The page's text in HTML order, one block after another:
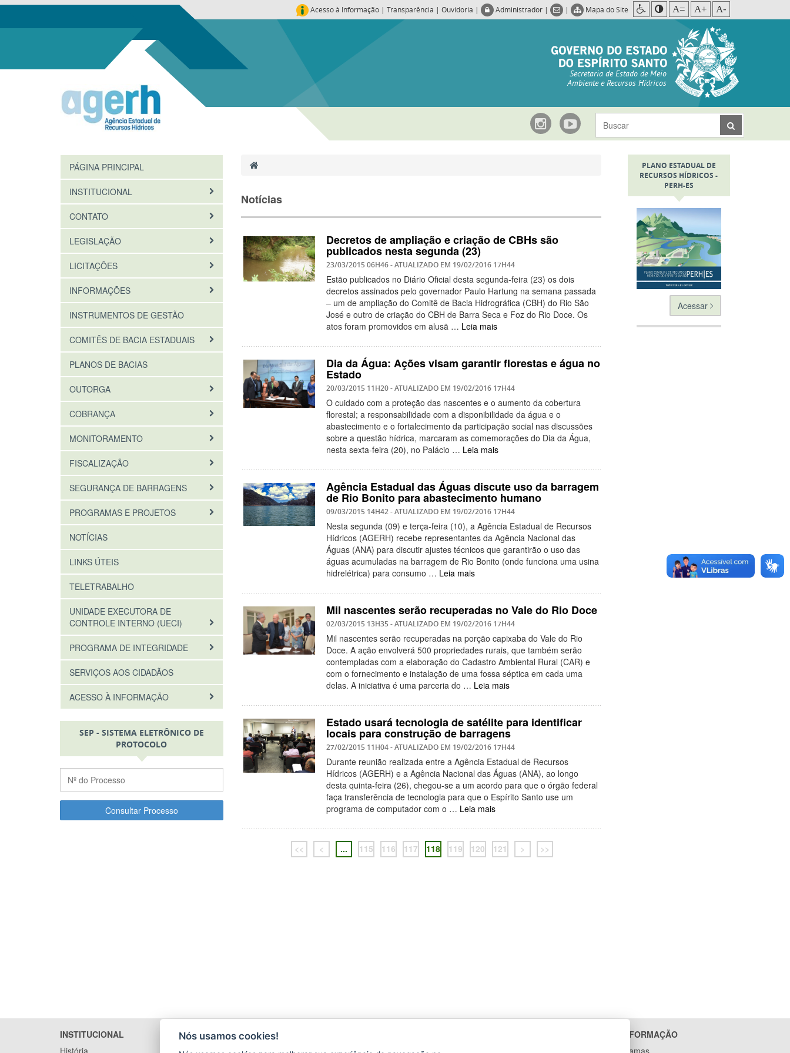
Acesso à Informação | Transparência | Ouvidoria | Administrador | | Mapa do Site A= A+ A-
Secretaria de Estado de Meio
Ambiente e Recursos Hídricos
PÁGINA PRINCIPAL
INSTITUCIONAL
CONTATO
LEGISLAÇÃO
LICITAÇÕES
INFORMAÇÕES
INSTRUMENTOS DE GESTÃO
COMITÊS DE BACIA ESTADUAIS
PLANOS DE BACIAS
OUTORGA
COBRANÇA
MONITORAMENTO
FISCALIZAÇÃO
SEGURANÇA DE BARRAGENS
PROGRAMAS E PROJETOS
NOTÍCIAS
LINKS ÚTEIS
TELETRABALHO
UNIDADE EXECUTORA DE
CONTROLE INTERNO (UECI)
PROGRAMA DE INTEGRIDADE
SERVIÇOS AOS CIDADÃOS
ACESSO À INFORMAÇÃO
SEP - SISTEMA ELETRÔNICO DE
PROTOCOLO
Consultar Processo
Notícias
Decretos de ampliação e criação de CBHs são
publicados nesta segunda (23)
23/03/2015 06H46- ATUALIZADO EM 19/02/2016 17H44
Estão publicados no Diário Oficial desta segunda-feira (23) os dois
decretos assinados pelo governador Paulo Hartung na semana passada
– um de ampliação do Comitê de Bacia Hidrográfica (CBH) do Rio São
José e outro de criação do CBH de Barra Seca e Foz do Rio Doce. Os
atos foram promovidos em alusã … Leia mais
Dia da Água: Ações visam garantir florestas e água no
Estado
20/03/2015 11H20- ATUALIZADO EM 19/02/2016 17H44
O cuidado com a proteção das nascentes e o aumento da cobertura
florestal; a responsabilidade com a disponibilidade da água e o
abastecimento e o fortalecimento da participação social nas discussões
sobre a questão hídrica, marcaram as comemorações do Dia da Água,
nesta sexta-feira (20), no Palácio … Leia mais
Agência Estadual das Águas discute uso da barragem
de Rio Bonito para abastecimento humano
09/03/2015 14H42- ATUALIZADO EM 19/02/2016 17H44
Nesta segunda (09) e terça-feira (10), a Agência Estadual de Recursos
Hídricos (AGERH) recebe representantes da Agência Nacional das
Águas (ANA) para discutir ajustes técnicos que garantirão o uso das
águas acumuladas na barragem de Rio Bonito (onde funciona uma usina
hidrelétrica) para consumo … Leia mais
Mil nascentes serão recuperadas no Vale do Rio Doce
02/03/2015 13H35- ATUALIZADO EM 19/02/2016 17H44
Mil nascentes serão recuperadas na porção capixaba do Vale do Rio
Doce. A ação envolverá 500 propriedades rurais, que também serão
contempladas com a elaboração do Cadastro Ambiental Rural (CAR) e
com o fornecimento e instalação de uma fossa séptica em cada uma
delas. A iniciativa é uma parceria do … Leia mais
Estado usará tecnologia de satélite para identificar
locais para construção de barragens
27/02/2015 11H04- ATUALIZADO EM 19/02/2016 17H44
Durante reunião realizada entre a Agência Estadual de Recursos
Hídricos (AGERH) e a Agência Nacional das Águas (ANA), ao longo
desta quinta-feira (26), chegou-se a um acordo para que o órgão federal
faça transferência de tecnologia para que o Espírito Santo use um
programa de computador com o … Leia mais
<< < ... 115 116 117 118 119 120 121 > >>
PLANO ESTADUAL DE
RECURSOS HÍDRICOS -
PERH-ES
Acessar
INSTITUCIONAL
História
LICITAÇÕES
Arquivo
ACESSO À INFORMAÇÃO
Ações e Programas
Nós usamos cookies!